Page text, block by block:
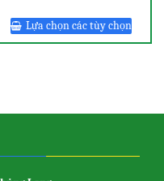
Lựa chọn các tùy chọn